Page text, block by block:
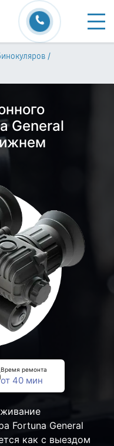
/
General
Время ремонта
от 40 мин
Fortuna General
как с выездом